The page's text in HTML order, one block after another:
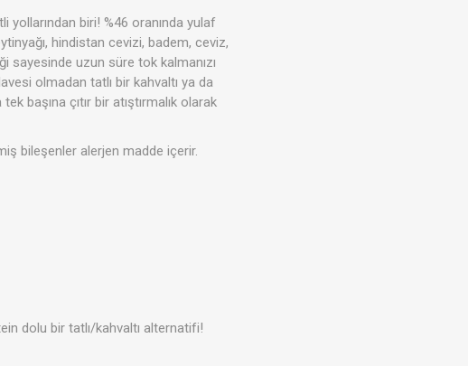
Bakım Evcil Hayvan Ürünleri
Tahıl- Un- Tohum
Kahve - Çay
biri! %46 oranında yulaf
hindistan cevizi, badem, ceviz,
sayesinde uzun süre tok kalmanızı
olmadan tatlı bir kahvaltı ya da
başına çıtır bir atıştırmalık olarak
bileşenler alerjen madde içerir.
dolu bir tatlı/kahvaltı alternatifi!